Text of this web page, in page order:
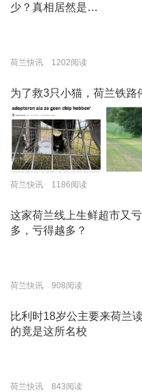
少？真相居然是…
荷兰快讯 1202阅读
为了救3只小猫，荷兰铁路
荷兰快讯 1186阅读
这家荷兰线上生鲜超市又
多，亏得越多？
荷兰快讯 908阅读
比利时18岁公主要来荷兰
的竟是这所名校
荷兰快讯 843阅读